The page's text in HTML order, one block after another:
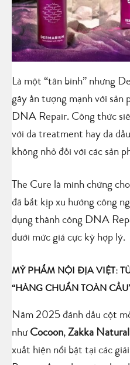
Là một “tân binh” nhưng
gây ấn tượng mạnh với sản
DNA Repair. Công thức
với da treatment hay da
không nhỏ đối với các sản
The Cure là minh chứng
đã bắt kịp xu hướng công
dụng thành công DNA
dưới mức giá cực kỳ hợp lý.
MỸ PHẨM NỘI ĐỊA VIỆT:
“HÀNG CHUẨN TOÀN
Năm 2025 đánh dấu cột
như Cocoon, Zakka
xuất hiện nổi bật tại các